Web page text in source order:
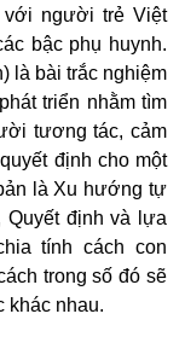
người trẻ Việt
bậc phụ huynh.
là bài trắc nghiệm
triển nhằm tìm
tương tác, cảm
định cho một
là Xu hướng tự
Quyết định và lựa
tính cách con
trong số đó sẽ
khác nhau.